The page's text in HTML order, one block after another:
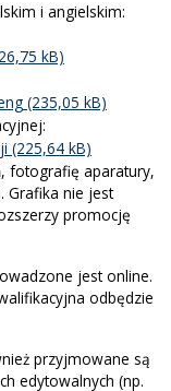
i angielskim:
fotografię aparatury,
Grafika nie jest
promocję
jest online.
odbędzie
przyjmowane są
edytowalnych (np.